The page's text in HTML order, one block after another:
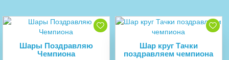
Шары Поздравляю
Чемпиона
Шар круг Тачки
поздравляем чемпиона